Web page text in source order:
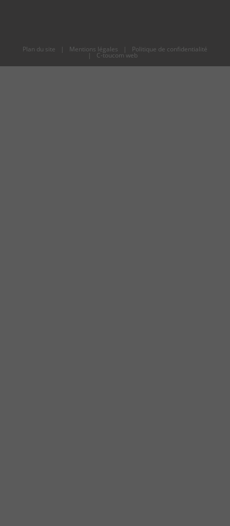
Plan du site | Mentions légales | Politique de confidentialité
| C-toucom web